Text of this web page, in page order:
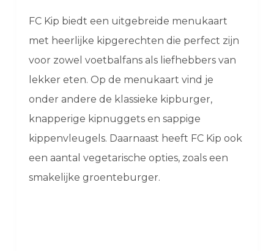
FC Kip biedt een uitgebreide menukaart
met heerlijke kipgerechten die perfect zijn
voor zowel voetbalfans als liefhebbers van
lekker eten. Op de menukaart vind je
onder andere de klassieke kipburger,
knapperige kipnuggets en sappige
kippenvleugels. Daarnaast heeft FC Kip ook
een aantal vegetarische opties, zoals een
smakelijke groenteburger.